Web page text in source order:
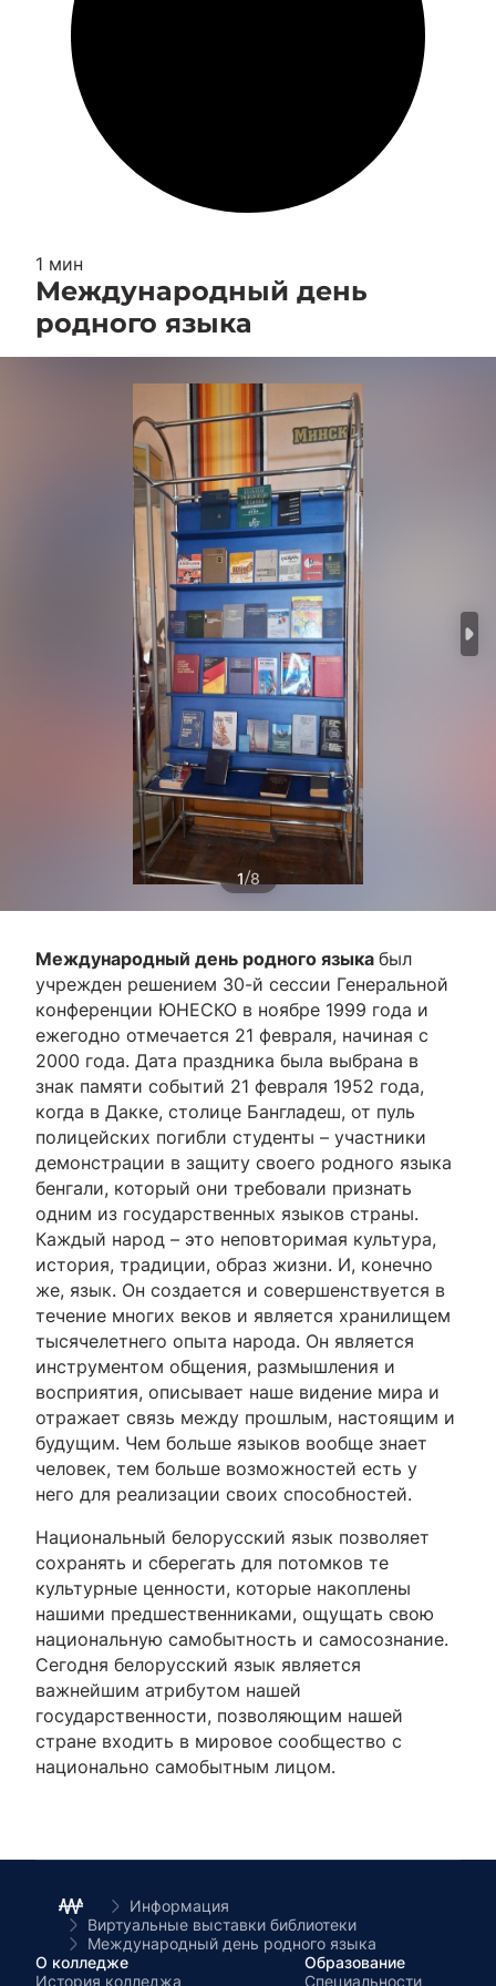
1 мин
Международный день
родного языка
1/8
Международный день родного языка был
учрежден решением 30-й сессии Генеральной
конференции ЮНЕСКО в ноябре 1999 года и
ежегодно отмечается 21 февраля, начиная с
2000 года. Дата праздника была выбрана в
знак памяти событий 21 февраля 1952 года,
когда в Дакке, столице Бангладеш, от пуль
полицейских погибли студенты – участники
демонстрации в защиту своего родного языка
бенгали, который они требовали признать
одним из государственных языков страны.
Каждый народ – это неповторимая культура,
история, традиции, образ жизни. И, конечно
же, язык. Он создается и совершенствуется в
течение многих веков и является хранилищем
тысячелетнего опыта народа. Он является
инструментом общения, размышления и
восприятия, описывает наше видение мира и
отражает связь между прошлым, настоящим и
будущим. Чем больше языков вообще знает
человек, тем больше возможностей есть у
него для реализации своих способностей.
Национальный белорусский язык позволяет
сохранять и сберегать для потомков те
культурные ценности, которые накоплены
нашими предшественниками, ощущать свою
национальную самобытность и самосознание.
Сегодня белорусский язык является
важнейшим атрибутом нашей
государственности, позволяющим нашей
стране входить в мировое сообщество с
национально самобытным лицом.
Информация
Виртуальные выставки библиотеки
Международный день родного языка
О колледже
История колледжа
Образование
Специальности